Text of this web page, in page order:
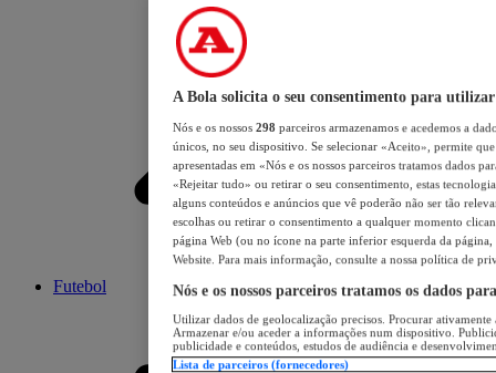
Futebol
A Bola solicita o seu consentimento para utilizar
Nós e os nossos 298 parceiros armazenamos e acedemos a
únicos, no seu dispositivo. Se selecionar «Aceito», permite
apresentadas em «Nós e os nossos parceiros tratamos dados
«Rejeitar tudo» ou retirar o seu consentimento, estas
alguns conteúdos e anúncios que vê poderão não ser tão
escolhas ou retirar o consentimento a qualquer momento
página Web (ou no ícone na parte inferior esquerda da página,
Website. Para mais informação, consulte a nossa política de
Nós e os nossos parceiros tratamos os dados
Utilizar dados de geolocalização precisos. Procurar
Armazenar e/ou aceder a informações num dispositivo.
publicidade e conteúdos, estudos de audiência e
Lista de parceiros (fornecedores)